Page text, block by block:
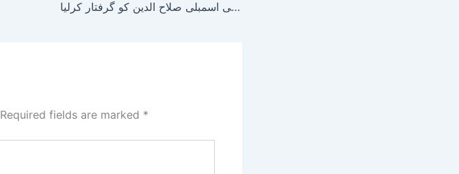
پارلیمنٹ لاجز کے اندر آپریشن پولیس نے رکن قومی اسمبلی صلاح الدین کو گرفتار کرلیا
Required fields are marked *